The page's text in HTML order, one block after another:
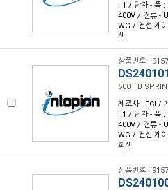
: 1 / 단자 - 폭 :
400V / 전류 -
WG / 전선 게
색
상품번호 :
500 TB
제조사 : FCI /
: 1 / 단자 - 폭 :
400V / 전류 -
WG / 전선 게
회색
상품번호 :